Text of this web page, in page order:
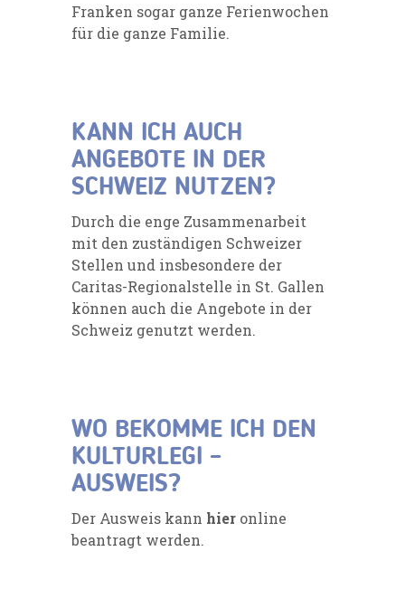
Franken sogar ganze Ferienwochen
für die ganze Familie.
KANN ICH AUCH
ANGEBOTE IN DER
SCHWEIZ NUTZEN?
Durch die enge Zusammenarbeit
mit den zuständigen Schweizer
Stellen und insbesondere der
Caritas-Regionalstelle in St. Gallen
können auch die Angebote in der
Schweiz genutzt werden.
WO BEKOMME ICH DEN
KULTURLEGI –
AUSWEIS?
Der Ausweis kann hier online
beantragt werden.